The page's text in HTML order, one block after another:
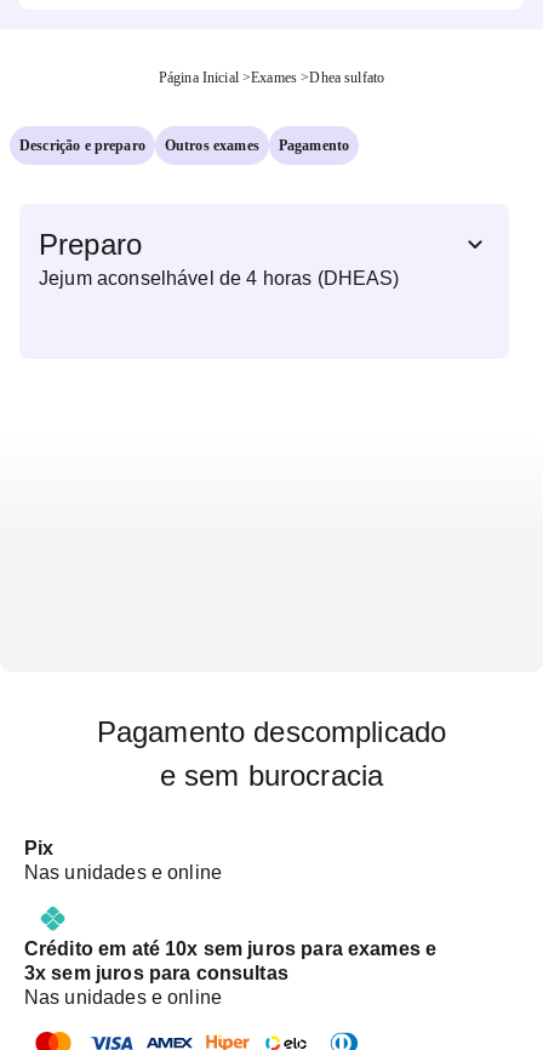
Página Inicial >Exames >Dhea sulfato
Descrição e preparo Outros exames Pagamento
Preparo
Jejum aconselhável de 4 horas (DHEAS)
Pagamento descomplicado
e sem burocracia
Pix
Nas unidades e online
Crédito em até 10x sem juros para exames e
3x sem juros para consultas
Nas unidades e online